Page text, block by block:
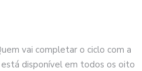
vai completar o ciclo com a
está disponível em todos os oito